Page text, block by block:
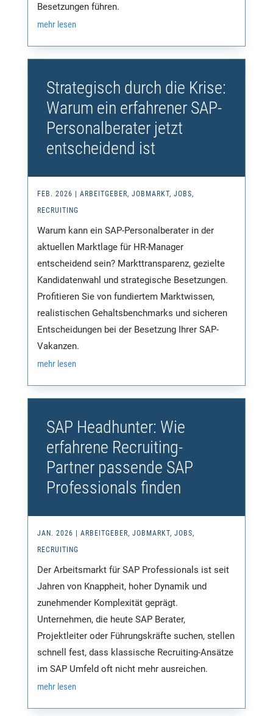
Besetzungen führen.
mehr lesen
Strategisch durch die Krise:
Warum ein erfahrener SAP-
Personalberater jetzt
entscheidend ist
FEB. 2026 | ARBEITGEBER, JOBMARKT, JOBS,
RECRUITING
Warum kann ein SAP-Personalberater in der
aktuellen Marktlage für HR-Manager
entscheidend sein? Markttransparenz, gezielte
Kandidatenwahl und strategische Besetzungen.
Profitieren Sie von fundiertem Marktwissen,
realistischen Gehaltsbenchmarks und sicheren
Entscheidungen bei der Besetzung Ihrer SAP-
Vakanzen.
mehr lesen
SAP Headhunter: Wie
erfahrene Recruiting-
Partner passende SAP
Professionals finden
JAN. 2026 | ARBEITGEBER, JOBMARKT, JOBS,
RECRUITING
Der Arbeitsmarkt für SAP Professionals ist seit
Jahren von Knappheit, hoher Dynamik und
zunehmender Komplexität geprägt.
Unternehmen, die heute SAP Berater,
Projektleiter oder Führungskräfte suchen, stellen
schnell fest, dass klassische Recruiting-Ansätze
im SAP Umfeld oft nicht mehr ausreichen.
mehr lesen